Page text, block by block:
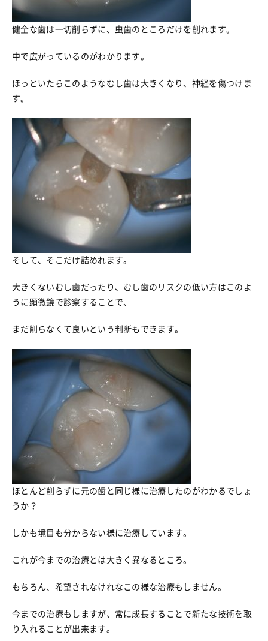
健全な歯は一切削らずに、虫歯のところだけを削れます。
中で広がっているのがわかります。
ほっといたらこのようなむし歯は大きくなり、神経を傷つけま
す。
そして、そこだけ詰めれます。
大きくないむし歯だったり、むし歯のリスクの低い方はこのよ
うに顕微鏡で診察することで、
まだ削らなくて良いという判断もできます。
ほとんど削らずに元の歯と同じ様に治療したのがわかるでしょ
うか？
しかも境目も分からない様に治療しています。
これが今までの治療とは大きく異なるところ。
もちろん、希望されなけれなこの様な治療もしません。
今までの治療もしますが、常に成長することで新たな技術を取
り入れることが出来ます。